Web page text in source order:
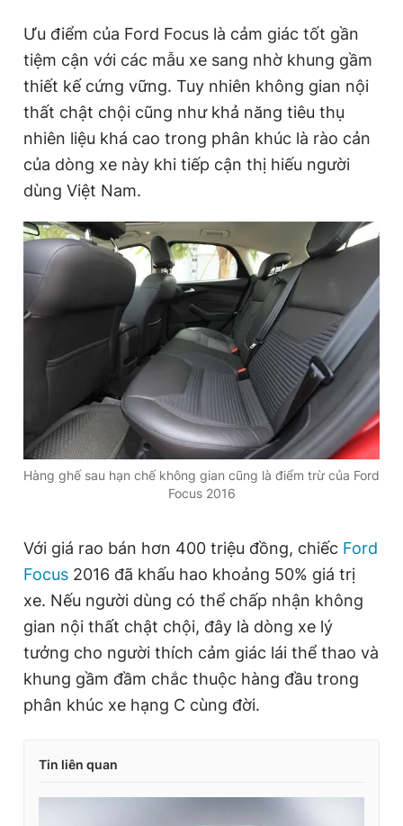
Ưu điểm của Ford Focus là cảm giác tốt gần
tiệm cận với các mẫu xe sang nhờ khung gầm
thiết kế cứng vững. Tuy nhiên không gian nội
thất chật chội cũng như khả năng tiêu thụ
nhiên liệu khá cao trong phân khúc là rào cản
của dòng xe này khi tiếp cận thị hiếu người
dùng Việt Nam.
Hàng ghế sau hạn chế không gian cũng là điểm trừ của Ford
Focus 2016
Với giá rao bán hơn 400 triệu đồng, chiếc Ford
Focus 2016 đã khấu hao khoảng 50% giá trị
xe. Nếu người dùng có thể chấp nhận không
gian nội thất chật chội, đây là dòng xe lý
tưởng cho người thích cảm giác lái thể thao và
khung gầm đầm chắc thuộc hàng đầu trong
phân khúc xe hạng C cùng đời.
Tin liên quan